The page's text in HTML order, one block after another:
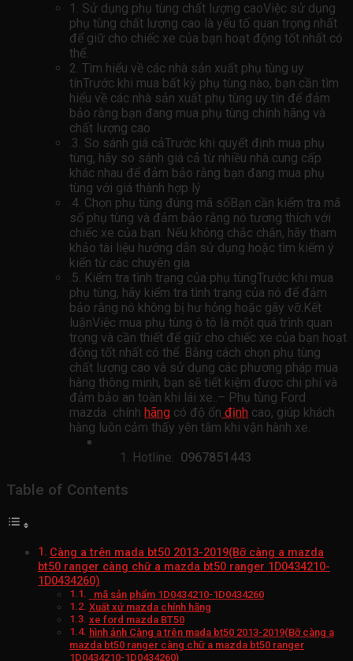
1. Sử dụng phụ tùng chất lượng caoViệc sử dụng
phụ tùng chất lượng cao là yếu tố quan trọng nhất
để giữ cho chiếc xe của bạn hoạt động tốt nhất có
thể.
2. Tìm hiểu về các nhà sản xuất phụ tùng uy
tínTrước khi mua bất kỳ phụ tùng nào, bạn cần tìm
hiểu về các nhà sản xuất phụ tùng uy tín để đảm
bảo rằng bạn đang mua phụ tùng chính hãng và
chất lượng cao
.3. So sánh giá cảTrước khi quyết định mua phụ
tùng, hãy so sánh giá cả từ nhiều nhà cung cấp
khác nhau để đảm bảo rằng bạn đang mua phụ
tùng với giá thành hợp lý
.4. Chọn phụ tùng đúng mã sốBạn cần kiểm tra mã
số phụ tùng và đảm bảo rằng nó tương thích với
chiếc xe của bạn. Nếu không chắc chắn, hãy tham
khảo tài liệu hướng dẫn sử dụng hoặc tìm kiếm ý
kiến ​​từ các chuyên gia
.5. Kiểm tra tình trạng của phụ tùngTrước khi mua
phụ tùng, hãy kiểm tra tình trạng của nó để đảm
bảo rằng nó không bị hư hỏng hoặc gãy vỡ.Kết
luậnViệc mua phụ tùng ô tô là một quá trình quan
trọng và cần thiết để giữ cho chiếc xe của bạn hoạt
động tốt nhất có thể. Bằng cách chọn phụ tùng
chất lượng cao và sử dụng các phương pháp mua
hàng thông minh, bạn sẽ tiết kiệm được chi phí và
đảm bảo an toàn khi lái xe..– Phụ tùng Ford
mazda chính hãng có độ ổn định cao, giúp khách
hàng luôn cảm thấy yên tâm khi vận hành xe.
Hotline: 0967851443
Table of Contents
Càng a trên mada bt50 2013-2019(Bỡ càng a mazda
bt50 ranger càng chữ a mazda bt50 ranger 1D0434210-
1D0434260)
mã sản phẩm 1D0434210-1D0434260
Xuất xứ mazda chính hãng
xe ford mazda BT50
hình ảnh Càng a trên mada bt50 2013-2019(Bỡ càng a
mazda bt50 ranger càng chữ a mazda bt50 ranger
1D0434210-1D0434260)